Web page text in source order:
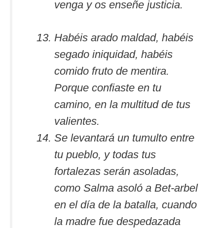
venga y os enseñe justicia.
Habéis arado maldad, habéis
segado iniquidad, habéis
comido fruto de mentira.
Porque confiaste en tu
camino, en la multitud de tus
valientes.
Se levantará un tumulto entre
tu pueblo, y todas tus
fortalezas serán asoladas,
como Salma asoló a Bet-arbel
en el día de la batalla, cuando
la madre fue despedazada